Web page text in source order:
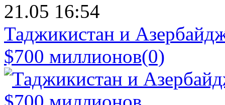
21.05 16:54
Таджикистан и
$700 миллионов(0)